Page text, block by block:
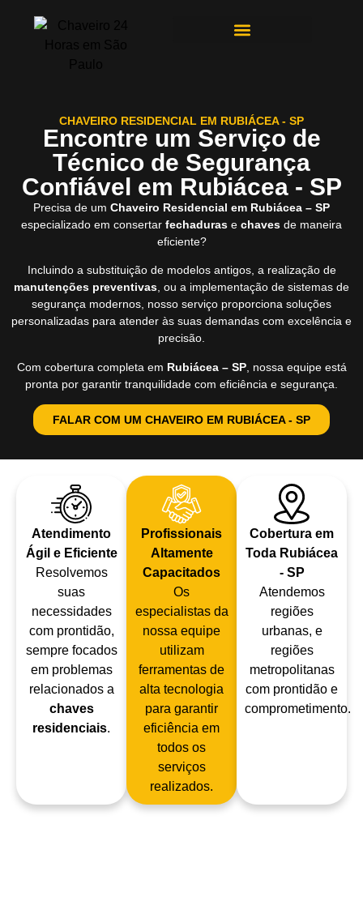
CHAVEIRO RESIDENCIAL EM RUBIÁCEA - SP
Encontre um Serviço de
Técnico de Segurança
Confiável em Rubiácea - SP
Precisa de um Chaveiro Residencial em Rubiácea – SP
especializado em consertar fechaduras e chaves de maneira
eficiente?
Incluindo a substituição de modelos antigos, a realização de
manutenções preventivas, ou a implementação de sistemas de
segurança modernos, nosso serviço proporciona soluções
personalizadas para atender às suas demandas com excelência e
precisão.
Com cobertura completa em Rubiácea – SP, nossa equipe está
pronta por garantir tranquilidade com eficiência e segurança.
FALAR COM UM CHAVEIRO EM RUBIÁCEA - SP
Atendimento
Ágil e Eficiente
Resolvemos
suas
necessidades
com prontidão,
sempre focados
em problemas
relacionados a
chaves
residenciais.
Profissionais
Altamente
Capacitados
Os
especialistas da
nossa equipe
utilizam
ferramentas de
alta tecnologia
para garantir
eficiência em
todos os
serviços
realizados.
Cobertura em
Toda Rubiácea
- SP
Atendemos
regiões
urbanas, e
regiões
metropolitanas
com prontidão e
comprometimento.